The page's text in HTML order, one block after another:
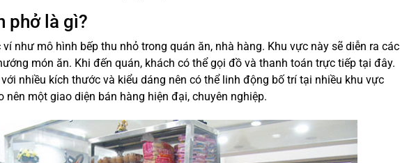
phở là gì?
như mô hình bếp thu nhỏ trong quán ăn, nhà hàng. Khu vực này sẽ diễn ra các
món ăn. Khi đến quán, khách có thể gọi đồ và thanh toán trực tiếp tại đây.
nhiều kích thước và kiểu dáng nên có thể linh động bố trí tại nhiều khu vực
nên một giao diện bán hàng hiện đại, chuyên nghiệp.